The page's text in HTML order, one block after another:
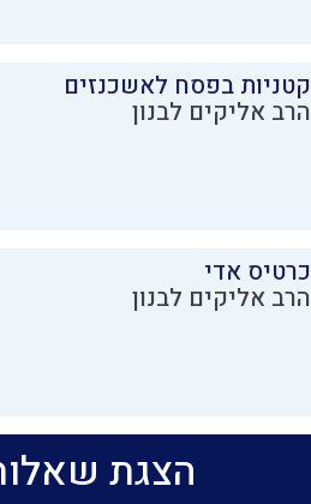
קטניות בפסח לאשכנזים
הרב אליקים לבנון
כרטיס אדי
הרב אליקים לבנון
הצגת